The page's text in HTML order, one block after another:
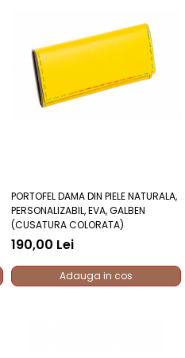
PORTOFEL DAMA DIN PIELE NATURALA,
PERSONALIZABIL, EVA, GALBEN
(CUSATURA COLORATA)
190,00 Lei
Adauga in cos